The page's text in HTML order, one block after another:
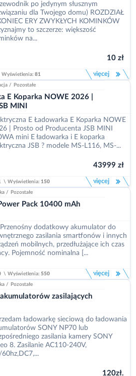
po jedynym słusznym
dla Twojego domu) ROZDZIAŁ
ERY ZWYKŁYCH KOMINKÓW
to szczerze: większość
na...
10 zł
Wyświetlenia:81 więcej
/ Pozostałe
E Koparka NOWE 2026 |
MINI
E Ładowarka E Koparka NOWE
| Prosto od Producenta JSB MINI
mini E ładowarka i E koparka
JSB ? modele MS-L116, MS-...
43999 zł
\ Wyświetlenia:150 więcej
/ Pozostałe
Pack 10400 mAh
Przenośny dodatkowy akumulator do
zasilania smartfonów i innych
mobilnych, przedłużające ich czas
Pojemność nominalna [...
\ Wyświetlenia:550 więcej
/ Pozostałe
zasilających
ładowarkę sieciową do ładowania
SONY NP70 lub
zasilania kamery SONY
8. Zasilanie AC110-240V,
120zł.